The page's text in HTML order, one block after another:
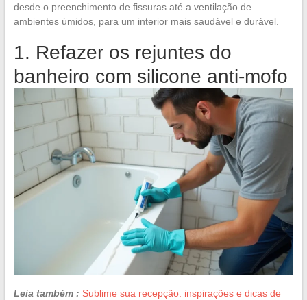
desde o preenchimento de fissuras até a ventilação de
ambientes úmidos, para um interior mais saudável e durável.
1. Refazer os rejuntes do
banheiro com silicone anti-mofo
Leia também : Sublime sua recepção: inspirações e dicas de